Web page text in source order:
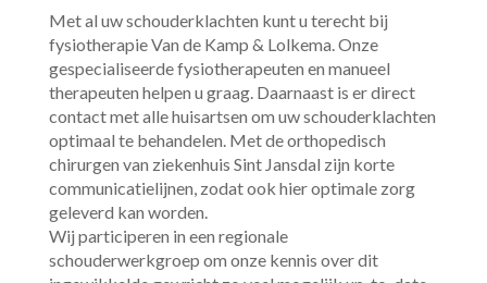
Met al uw schouderklachten kunt u terecht bij
fysiotherapie Van de Kamp & Lolkema. Onze
gespecialiseerde fysiotherapeuten en manueel
therapeuten helpen u graag. Daarnaast is er direct
contact met alle huisartsen om uw schouderklachten
optimaal te behandelen. Met de orthopedisch
chirurgen van ziekenhuis Sint Jansdal zijn korte
communicatielijnen, zodat ook hier optimale zorg
geleverd kan worden.
Wij participeren in een regionale
schouderwerkgroep om onze kennis over dit